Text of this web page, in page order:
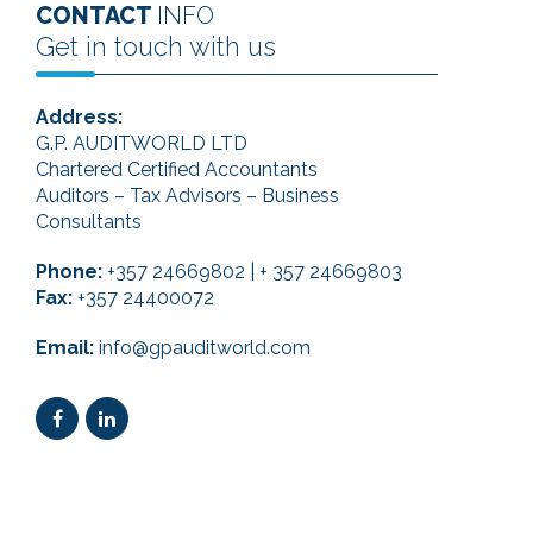
CONTACT INFO
Get in touch with us
Address:
G.P. AUDITWORLD LTD
Chartered Certified Accountants
Auditors – Tax Advisors – Business
Consultants
Phone: +357 24669802 | + 357 24669803
Fax: +357 24400072
Email: info@gpauditworld.com